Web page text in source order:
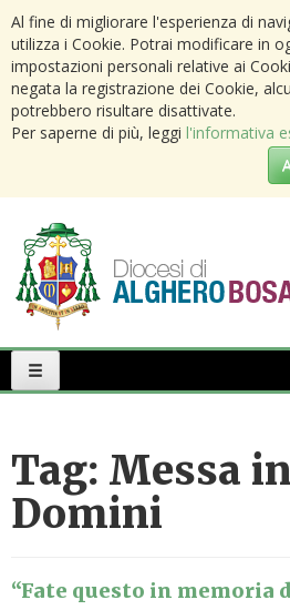
Al fine di migliorare l'esperienza di
utilizza i Cookie. Potrai modificare in
impostazioni personali relative ai
negata la registrazione dei Cookie,
potrebbero risultare disattivate.
Per saperne di più, leggi l'informativa
Menu
Tag: Messa
Domini
“Fate questo in memoria